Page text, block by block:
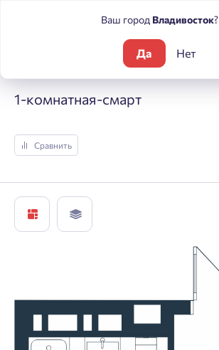
ЮГ на Беляева
1-комнатная-смарт
Сравнить
Ваш город Владивосток?
Да Нет